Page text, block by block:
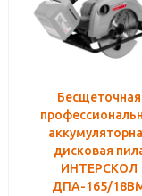
Бесщеточная
дисковая
ИНТЕРСКОЛ
ДПА-165/